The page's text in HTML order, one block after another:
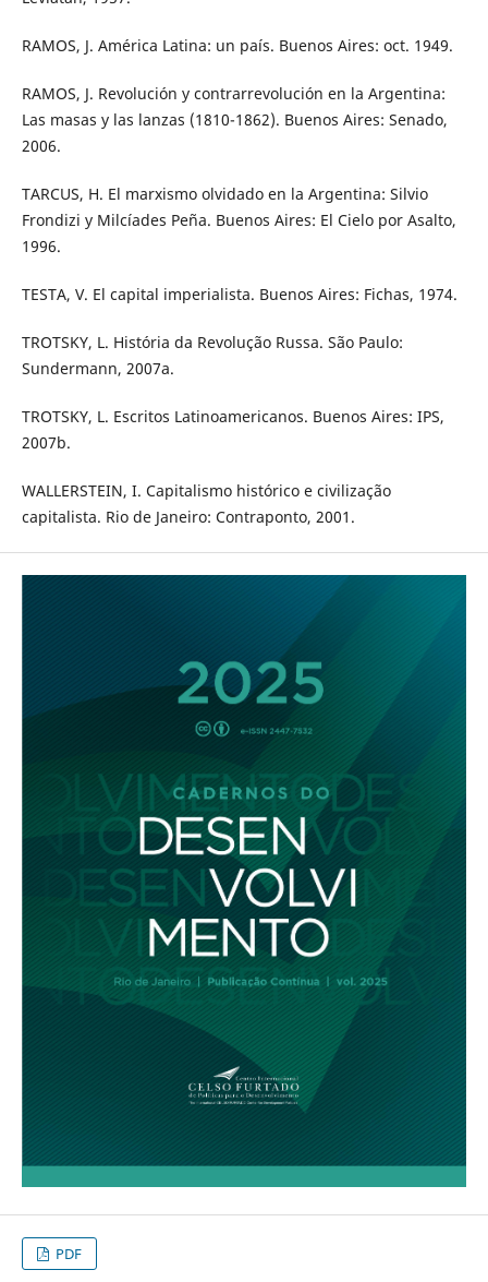
RAMOS, J. América Latina: un país. Buenos Aires: oct. 1949.
RAMOS, J. Revolución y contrarrevolución en la Argentina:
Las masas y las lanzas (1810-1862). Buenos Aires: Senado,
2006.
TARCUS, H. El marxismo olvidado en la Argentina: Silvio
Frondizi y Milcíades Peña. Buenos Aires: El Cielo por Asalto,
1996.
TESTA, V. El capital imperialista. Buenos Aires: Fichas, 1974.
TROTSKY, L. História da Revolução Russa. São Paulo:
Sundermann, 2007a.
TROTSKY, L. Escritos Latinoamericanos. Buenos Aires: IPS,
2007b.
WALLERSTEIN, I. Capitalismo histórico e civilização
capitalista. Rio de Janeiro: Contraponto, 2001.
PDF